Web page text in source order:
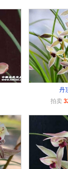
丹
拍卖